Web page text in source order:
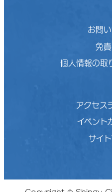
お問
免
個人情報の取
アクセス
イベント
サイ